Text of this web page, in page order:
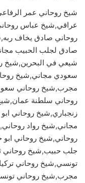
شيخ روحاني عمر
عراقي,شيخ عباس
روحاني صادق يخاف
صادق لجلب الحبيب
شيعي في البحرين,شيخ
سعودي مجاني,شيخ
مجرب,شيخ روحاني
روحاني سلطنة
زنجباري,شيخ روحاني
مجاني,شيخ رواد
روحاني,شيخ روحاني
جلب حبيب,شيخ روحاني
تونسي,شيخ روحاني
مجرب,شيخ روحاني